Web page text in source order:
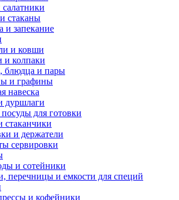
стаканы
и запекание
и ковши
колпаки
блюдца и пары
и графины
навеска
дуршлаги
для готовки
и держатели
сервировки
и сотейники
перечницы и емкости для специй
и кофейники